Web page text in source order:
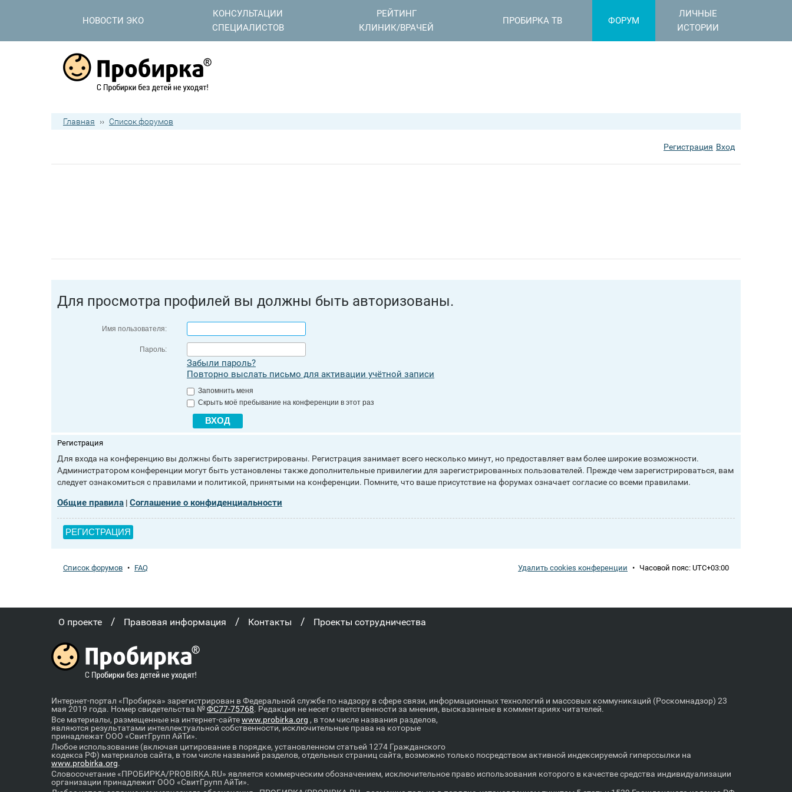
НОВОСТИ ЭКО
КОНСУЛЬТАЦИИ
СПЕЦИАЛИСТОВ
РЕЙТИНГ
КЛИНИК/ВРАЧЕЙ
ПРОБИРКА ТВ ФОРУМ
ЛИЧНЫЕ
ИСТОРИИ
Главная ›› Список форумов
Регистрация Вход
Для просмотра профилей вы должны быть авторизованы.
Имя пользователя:
Пароль:
Забыли пароль?
Повторно выслать письмо для активации учётной записи
Запомнить меня
Скрыть моё пребывание на конференции в этот раз
Регистрация
Для входа на конференцию вы должны быть зарегистрированы. Регистрация занимает всего несколько минут, но предоставляет вам более широкие возможности.
Администратором конференции могут быть установлены также дополнительные привилегии для зарегистрированных пользователей. Прежде чем зарегистрироваться, вам
следует ознакомиться с правилами и политикой, принятыми на конференции. Помните, что ваше присутствие на форумах означает согласие со всеми правилами.
Общие правила | Соглашение о конфиденциальности
РЕГИСТРАЦИЯ
Список форумов • FAQ Удалить cookies конференции • Часовой пояс: UTC+03:00
О проекте / Правовая информация / Контакты / Проекты сотрудничества
Интернет-портал «Пробирка» зарегистрирован в Федеральной службе по надзору в сфере связи, информационных технологий и массовых коммуникаций (Роскомнадзор) 23
мая 2019 года. Номер свидетельства №ФС77-75768. Редакция не несет ответственности за мнения, высказанные в комментариях читателей.
Все материалы, размещенные на интернет-сайтеwww.probirka.org , в том числе названия разделов,
являются результатами интеллектуальной собственности, исключительные права на которые
принадлежат ООО «СвитГрупп АйТи».
Любое использование (включая цитирование в порядке, установленном статьей 1274 Гражданского
кодекса РФ) материалов сайта, в том числе названий разделов, отдельных страниц сайта, возможно только посредством активной индексируемой гиперссылки на
www.probirka.org.
Словосочетание «ПРОБИРКА/PROBIRKA.RU» является коммерческим обозначением, исключительное право использования которого в качестве средства индивидуализации
организации принадлежит ООО «СвитГрупп АйТи».